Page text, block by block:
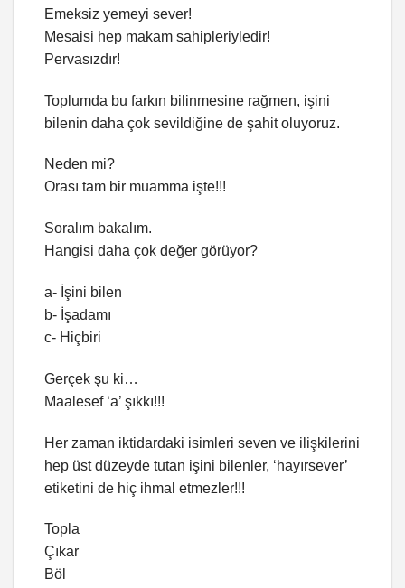
Emeksiz yemeyi sever!
Mesaisi hep makam sahipleriyledir!
Pervasızdır!
Toplumda bu farkın bilinmesine rağmen, işini
bilenin daha çok sevildiğine de şahit oluyoruz.
Neden mi?
Orası tam bir muamma işte!!!
Soralım bakalım.
Hangisi daha çok değer görüyor?
a- İşini bilen
b- İşadamı
c- Hiçbiri
Gerçek şu ki…
Maalesef ‘a’ şıkkı!!!
Her zaman iktidardaki isimleri seven ve ilişkilerini
hep üst düzeyde tutan işini bilenler, ‘hayırsever’
etiketini de hiç ihmal etmezler!!!
Topla
Çıkar
Böl